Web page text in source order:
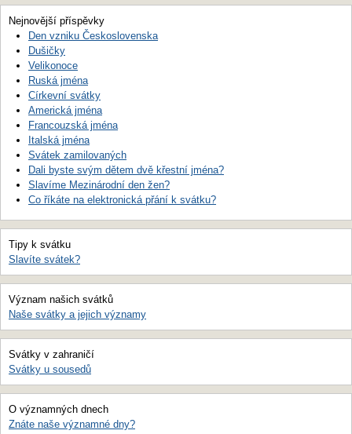
Nejnovější příspěvky
Den vzniku Československa
Dušičky
Velikonoce
Ruská jména
Církevní svátky
Americká jména
Francouzská jména
Italská jména
Svátek zamilovaných
Dali byste svým dětem dvě křestní jména?
Slavíme Mezinárodní den žen?
Co říkáte na elektronická přání k svátku?
Tipy k svátku
Slavíte svátek?
Význam našich svátků
Naše svátky a jejich významy
Svátky v zahraničí
Svátky u sousedů
O významných dnech
Znáte naše významné dny?